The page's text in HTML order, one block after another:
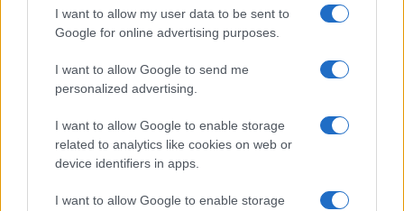
I want to allow my user data to be sent to
Google for online advertising purposes.
I want to allow Google to send me
personalized advertising.
I want to allow Google to enable storage
related to analytics like cookies on web or
device identifiers in apps.
I want to allow Google to enable storage